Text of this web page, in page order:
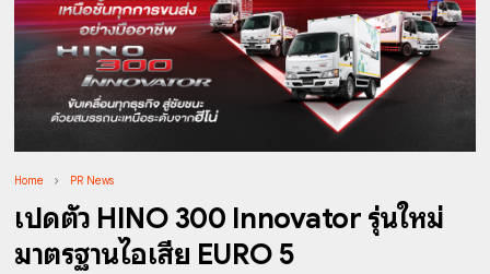
Home PR News
เปิดตัว HINO 300 Innovator รุ่นใหม่
มาตรฐานไอเสีย EURO 5